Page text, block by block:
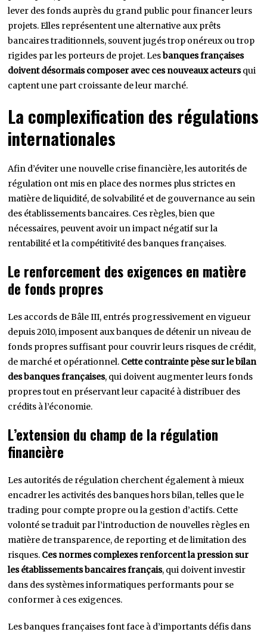
lever des fonds auprès du grand public pour financer leurs
projets. Elles représentent une alternative aux prêts
bancaires traditionnels, souvent jugés trop onéreux ou trop
rigides par les porteurs de projet. Lesbanques françaises
doivent désormais composer avec ces nouveaux acteursqui
captent une part croissante de leur marché.
La complexification des régulations
internationales
Afin d’éviter une nouvelle crise financière, les autorités de
régulation ont mis en place des normes plus strictes en
matière de liquidité, de solvabilité et de gouvernance au sein
des établissements bancaires. Ces règles, bien que
nécessaires, peuvent avoir un impact négatif sur la
rentabilité et la compétitivité des banques françaises.
Le renforcement des exigences en matière
de fonds propres
Les accords de Bâle III, entrés progressivement en vigueur
depuis 2010, imposent aux banques de détenir un niveau de
fonds propres suffisant pour couvrir leurs risques de crédit,
de marché et opérationnel. Cette contrainte pèse sur le bilan
des banques françaises, qui doivent augmenter leurs fonds
propres tout en préservant leur capacité à distribuer des
crédits à l’économie.
L’extension du champ de la régulation
financière
Les autorités de régulation cherchent également à mieux
encadrer les activités des banques hors bilan, telles que le
trading pour compte propre ou la gestion d’actifs. Cette
volonté se traduit par l’introduction de nouvelles règles en
matière de transparence, de reporting et de limitation des
risques. Ces normes complexes renforcent la pression sur
les établissements bancaires français, qui doivent investir
dans des systèmes informatiques performants pour se
conformer à ces exigences.
Les banques françaises font face à d’importants défis dans